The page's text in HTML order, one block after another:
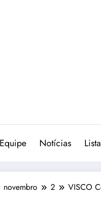
Equipe Notícias
novembro 2 VISCO